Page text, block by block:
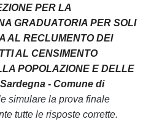
PER LA
GRADUATORIA PER SOLI
AL RECLUMENTO DEI
AL CENSIMENTO
POPOLAZIONE E DELLE
- Comune di
simulare la prova finale
tutte le risposte corrette.